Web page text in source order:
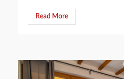
Read More